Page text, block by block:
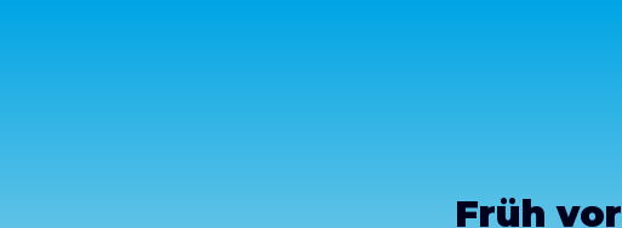
Früh